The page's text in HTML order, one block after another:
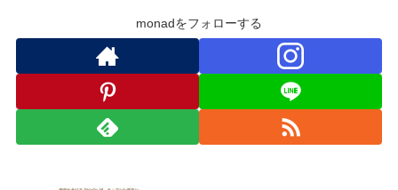
monadをフォローする